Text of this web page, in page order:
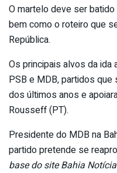
O martelo deve ser
bem como o roteiro que
República.
Os principais alvos da
PSB e MDB, partidos
dos últimos anos e
Rousseff (PT).
Presidente do MDB na
partido pretende se
base do site Bahia